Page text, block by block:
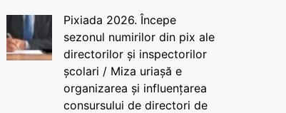
Pixiada 2026. Începe
sezonul numirilor din pix ale
directorilor și inspectorilor
școlari / Miza uriașă e
organizarea și influențarea
consursului de directori de